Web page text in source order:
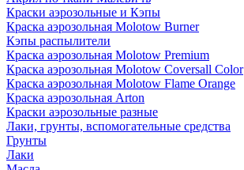
Краски аэрозольные и Кэпы
Краска аэрозольная Molotow Burner
Кэпы распылители
Краска аэрозольная Molotow Premium
Краска аэрозольная Molotow Coversall Color
Краска аэрозольная Molotow Flame Orange
Краска аэрозольная Arton
Краски аэрозольные разные
Лаки, грунты, вспомогательные средства
Грунты
Лаки